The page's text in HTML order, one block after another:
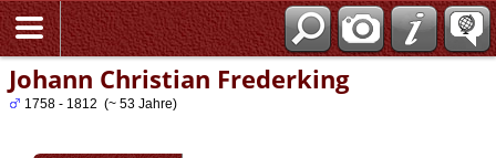
Johann Christian Frederking
1758 - 1812 (~ 53 Jahre)